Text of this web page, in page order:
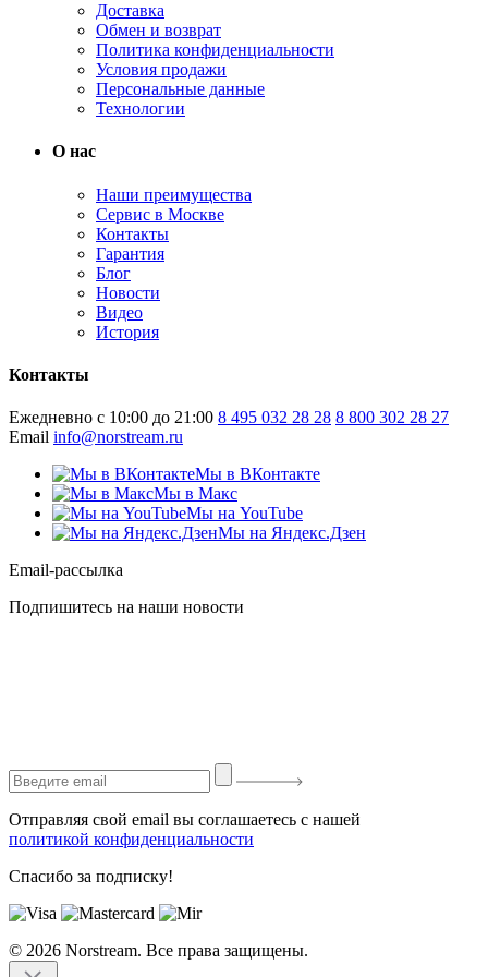
Доставка
Обмен и возврат
Политика конфиденциальности
Условия продажи
Персональные данные
Технологии
О нас
Наши преимущества
Сервис в Москве
Контакты
Гарантия
Блог
Новости
Видео
История
Контакты
Ежедневно с 10:00 до 21:00 8 495 032 28 28 8 800 302 28 27
Email info@norstream.ru
Мы в ВКонтакте
Мы в Макс
Мы на YouTube
Мы на Яндекс.Дзен
Email-рассылка
Подпишитесь на наши новости
Отправляя свой email вы соглашаетесь с нашей
политикой конфиденциальности
Спасибо за подписку!
© 2026 Norstream. Все права защищены.